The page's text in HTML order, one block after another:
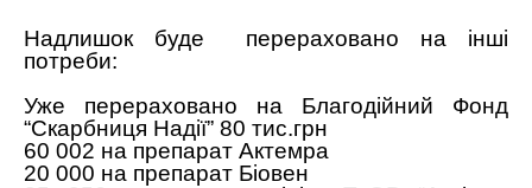
Надлишок буде перераховано на інші
потреби:
Уже перераховано на Благодійний Фонд
“Скарбниця Надії” 80 тис.грн
60 002 на препарат Актемра
20 000 на препарат Біовен